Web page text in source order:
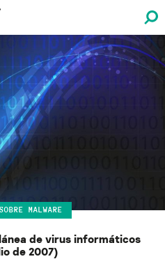
MALWARE
de virus informáticos
de 2007)